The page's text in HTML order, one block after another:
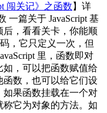
闯关记》之函数 】详
一篇关于 JavaScript 基
，看看关卡，你能顺
，它只定义一次，但
里，函数即对
，可以把函数赋值给
数，也可以给它们设
果函数挂载在一个对
它为对象的方法。如